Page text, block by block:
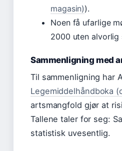
magasin)).
Noen få ufarlige
2000 uten alvorlig
Sammenligning med
Til sammenligning har
Legemiddelhåndboka
artsmangfold gjør at
Tallene taler for seg:
statistisk uvesentlig.